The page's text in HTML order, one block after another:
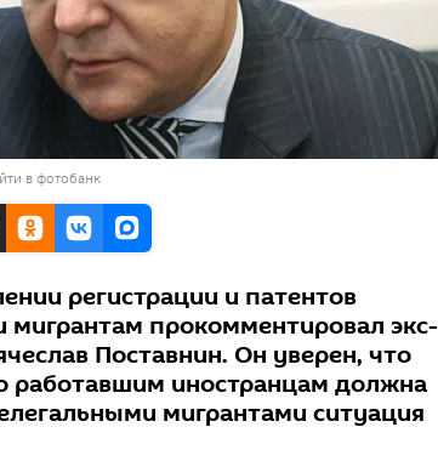
в фотобанк
регистрации и патентов
мигрантам прокомментировал экс-
Поставнин. Он уверен, что
иностранцам должна
мигрантами ситуация